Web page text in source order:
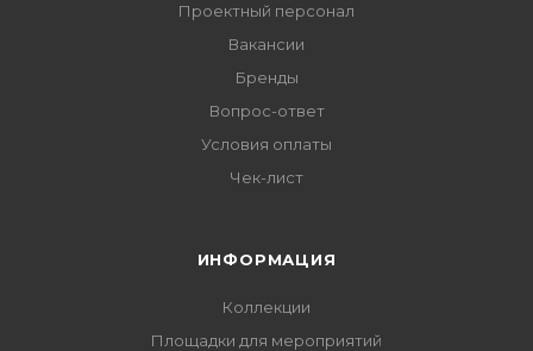
Проектный персонал
Вакансии
Бренды
Вопрос-ответ
Условия оплаты
Чек-лист
ИНФОРМАЦИЯ
Коллекции
Площадки для мероприятий